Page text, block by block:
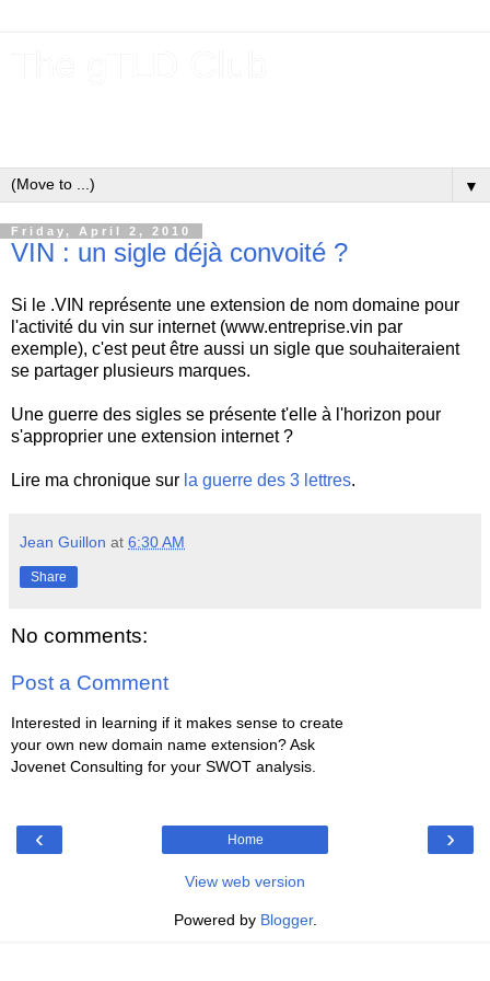
▼
Friday, April 2, 2010
VIN : un sigle déjà convoité ?
Si le .VIN représente une extension de nom domaine pour
l'activité du vin sur internet (www.entreprise.vin par
exemple), c'est peut être aussi un sigle que souhaiteraient
se partager plusieurs marques.
Une guerre des sigles se présente t'elle à l'horizon pour
s'approprier une extension internet ?
Lire ma chronique sur la guerre des 3 lettres.
Jean Guillon at 6:30 AM
Share
No comments:
Post a Comment
Interested in learning if it makes sense to create
your own new domain name extension? Ask
Jovenet Consulting for your SWOT analysis.
‹ ›
Home
View web version
Powered by Blogger.